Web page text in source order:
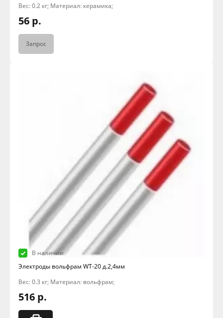
Вес: 0.2 кг; Материал: керамика;
56 р.
Запрос
В наличии
Электроды вольфрам WТ-20 д.2,4мм
Вес: 0.3 кг; Материал: вольфрам;
516 р.